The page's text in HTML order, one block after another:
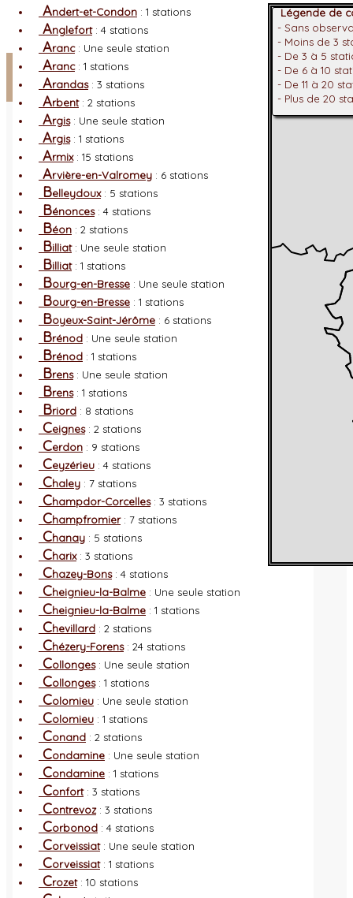
Facebook
Connexion adhérent
Andert-et-Condon : 1 stations
Anglefort: 4 stations
Aranc: Une seule station
Aranc: 1 stations
Arandas: 3 stations
Arbent: 2 stations
Argis: Une seule station
Argis: 1 stations
Armix: 15 stations
Arvière-en-Valromey : 6 stations
Belleydoux: 5 stations
Bénonces: 4 stations
Béon : 2 stations
Billiat: Une seule station
Billiat: 1 stations
Bourg-en-Bresse : Une seule station
Bourg-en-Bresse : 1 stations
Boyeux-Saint-Jérôme : 6 stations
Brénod : Une seule station
Brénod : 1 stations
Brens: Une seule station
Brens: 1 stations
Briord : 8 stations
Ceignes: 2 stations
Cerdon : 9 stations
Ceyzérieu : 4 stations
Chaley : 7 stations
Champdor-Corcelles: 3 stations
Champfromier: 7 stations
Chanay : 5 stations
Charix: 3 stations
Chazey-Bons: 4 stations
Cheignieu-la-Balme : Une seule station
Cheignieu-la-Balme : 1 stations
Chevillard : 2 stations
Chézery-Forens: 24 stations
Collonges: Une seule station
Collonges: 1 stations
Colomieu : Une seule station
Colomieu : 1 stations
Conand : 2 stations
Condamine : Une seule station
Condamine : 1 stations
Confort: 3 stations
Contrevoz: 3 stations
Corbonod : 4 stations
Corveissiat: Une seule station
Corveissiat: 1 stations
Crozet: 10 stations
Légende de
- Sans
- Moins de 3
- De 3 à 5
- De 6 à 10
- De 11 à 20
- Plus de 20